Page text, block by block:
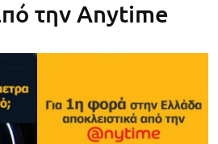
την Anytime